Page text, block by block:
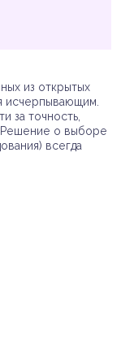
из открытых
исчерпывающим.
за точность,
Решение о выборе
всегда